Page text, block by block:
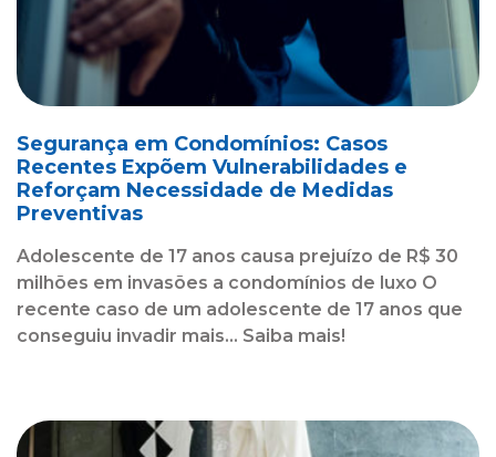
Segurança em Condomínios: Casos
Recentes Expõem Vulnerabilidades e
Reforçam Necessidade de Medidas
Preventivas
Adolescente de 17 anos causa prejuízo de R$ 30
milhões em invasões a condomínios de luxo O
recente caso de um adolescente de 17 anos que
conseguiu invadir mais... Saiba mais!